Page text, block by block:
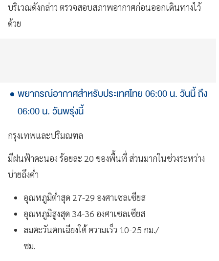
บริเวณดังกล่าว ตรวจสอบสภาพอากาศก่อนออกเดินทางไว้
ด้วย
พยากรณ์อากาศสำหรับประเทศไทย 06:00 น. วันนี้ ถึง
06:00 น. วันพรุ่งนี้
กรุงเทพและปริมณฑล
มีฝนฟ้าคะนอง ร้อยละ 20 ของพื้นที่ ส่วนมากในช่วงระหว่าง
บ่ายถึงค่ำ
อุณหภูมิต่ำสุด 27-29 องศาเซลเซียส
อุณหภูมิสูงสุด 34-36 องศาเซลเซียส
ลมตะวันตกเฉียงใต้ ความเร็ว 10-25 กม./
ชม.